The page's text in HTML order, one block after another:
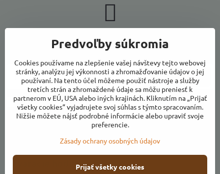
Newsletter
Odoberať naše novinky:
Odoberať
Chcem sa prihlásiť k odberu noviniek e-mailom
Otváracie hodiny
Predvoľby súkromia
Cookies používame na zlepšenie vašej návštevy tejto webovej
stránky, analýzu jej výkonnosti a zhromažďovanie údajov o jej
používaní. Na tento účel môžeme použiť nástroje a služby
tretích strán a zhromaždené údaje sa môžu preniesť k
partnerom v EÚ, USA alebo iných krajinách. Kliknutím na „Prijať
všetky cookies“ vyjadrujete svoj súhlas s týmto spracovaním.
Nižšie môžete nájsť podrobné informácie alebo upraviť svoje
preferencie.
Zásady ochrany osobných údajov
Prijať všetky cookies